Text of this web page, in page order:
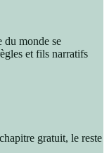
du monde se
et fils narratifs
gratuit, le reste